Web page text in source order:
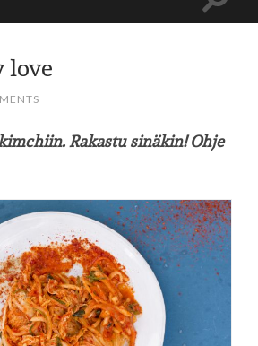
love
Rakastu sinäkin! Ohje